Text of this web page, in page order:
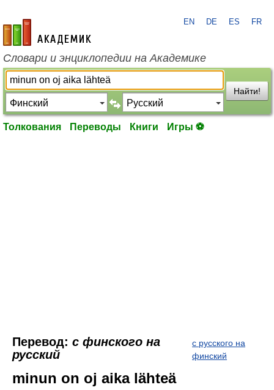
academic.ru
EN DE ES FR
Словари и энциклопедии на Академике
Найти!
Толкования Переводы Книги Игры ⚽
Перевод: с финского на
русский
с русского на
финский
minun on oj aika lähteä